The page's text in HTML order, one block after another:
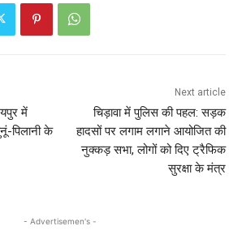
में
पिलानी के
Next article
चिड़ावा में पुलिस की पहल: सड़क
हादसों पर लगाम लगाने आयोजित की
नुक्कड़ सभा, लोगों को दिए ट्रैफिक
सुरक्षा के मंत्र
- Advertisemen's -